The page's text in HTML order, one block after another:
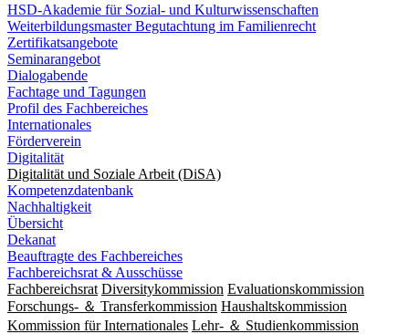
HSD-Akademie für Sozial- und Kulturwissenschaften
Weiterbildungsmaster Begutachtung im Familienrecht
Zertifikatsangebote
Seminarangebot
Dialogabende
Fachtage und Tagungen
Profil des Fachbereiches
Internationales
Förderverein
Digitalität
Digitalität und Soziale Arbeit (DiSA)
Kompetenzdatenbank
Nachhaltigkeit
Übersicht
Dekanat
Beauftragte des Fachbereiches
Fachbereichsrat & Ausschüsse
Fachbereichsrat Diversitykommission Evaluationskommission
Forschungs- ＆ Transferkommission Haushaltskommission
Kommission für Internationales Lehr- ＆ Studienkommission